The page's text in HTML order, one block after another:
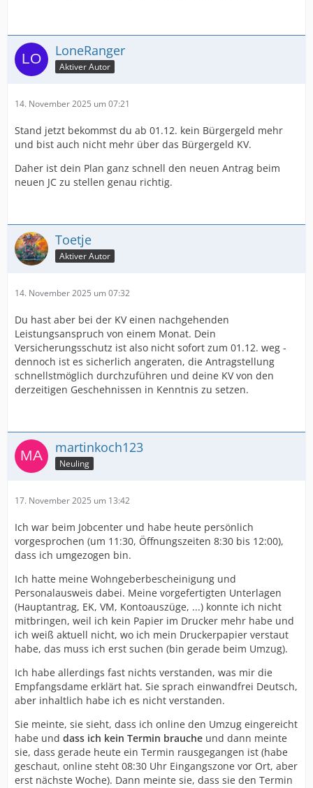
LoneRanger
Aktiver Autor
14. November 2025 um 07:21
Stand jetzt bekommst du ab 01.12. kein Bürgergeld mehr
und bist auch nicht mehr über das Bürgergeld KV.
Daher ist dein Plan ganz schnell den neuen Antrag beim
neuen JC zu stellen genau richtig.
Toetje
Aktiver Autor
14. November 2025 um 07:32
Du hast aber bei der KV einen nachgehenden
Leistungsanspruch von einem Monat. Dein
Versicherungsschutz ist also nicht sofort zum 01.12. weg -
dennoch ist es sicherlich angeraten, die Antragstellung
schnellstmöglich durchzuführen und deine KV von den
derzeitigen Geschehnissen in Kenntnis zu setzen.
martinkoch123
Neuling
17. November 2025 um 13:42
Ich war beim Jobcenter und habe heute persönlich
vorgesprochen (um 11:30, Öffnungszeiten 8:30 bis 12:00),
dass ich umgezogen bin.
Ich hatte meine Wohngeberbescheinigung und
Personalausweis dabei. Meine vorgefertigten Unterlagen
(Hauptantrag, EK, VM, Kontoauszüge, ...) konnte ich nicht
mitbringen, weil ich kein Papier im Drucker mehr habe und
ich weiß aktuell nicht, wo ich mein Druckerpapier verstaut
habe, das muss ich erst suchen (bin gerade beim Umzug).
Ich habe allerdings fast nichts verstanden, was mir die
Empfangsdame erklärt hat. Sie sprach einwandfrei Deutsch,
aber inhaltlich habe ich es nicht verstanden.
Sie meinte, sie sieht, dass ich online den Umzug eingereicht
habe und dass ich kein Termin brauche und dann meinte
sie, dass gerade heute ein Termin rausgegangen ist (habe
geschaut, online steht 08:30 Uhr Eingangszone vor Ort, aber
erst nächste Woche). Dann meinte sie, dass sie den Termin